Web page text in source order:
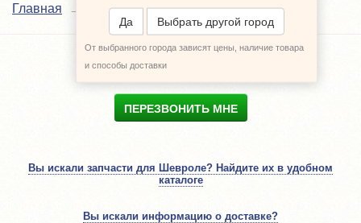
Да Выбрать другой город
От выбранного города зависят цены, наличие товара
и способы доставки
Главная Каталог
Ничего не найдено.
ПЕРЕЗВОНИТЬ МНЕ
Вы искали запчасти для Шевроле? Найдите их в удобном
каталоге
Вы искали информацию о доставке?